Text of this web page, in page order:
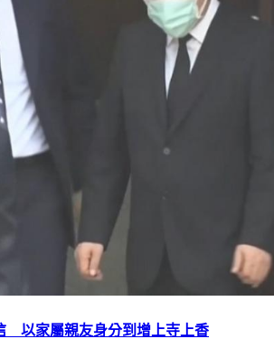
以家屬親友身分到增上寺上香